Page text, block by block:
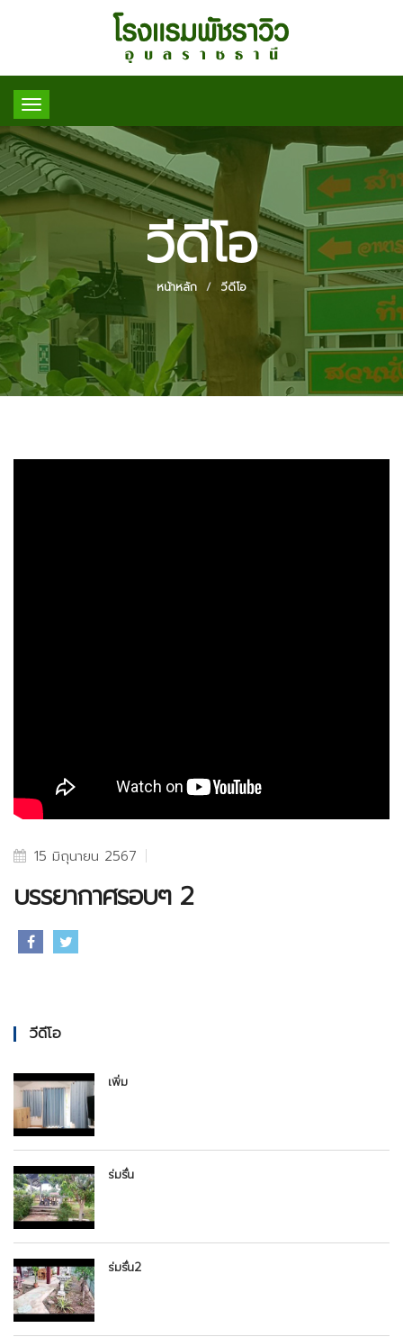
Toggle
navigation
วีดีโอ
หน้าหลัก วีดีโอ
15 มิถุนายน 2567
บรรยากาศรอบๆ 2
วีดีโอ
เพิ่ม
ร่มรื่น
ร่มรื่น2